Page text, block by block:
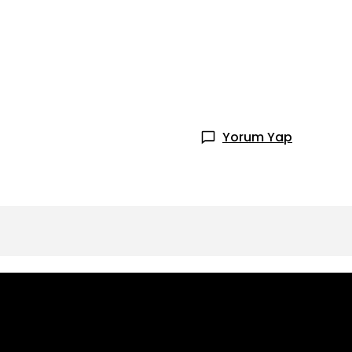
Yorum Yap